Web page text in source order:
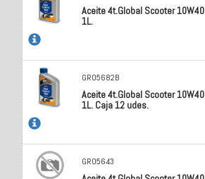
Aceite 4t.Global Scooter 10W40
1L.
GR05682B
Aceite 4t.Global Scooter 10W40
1L. Caja 12 udes.
GR05643